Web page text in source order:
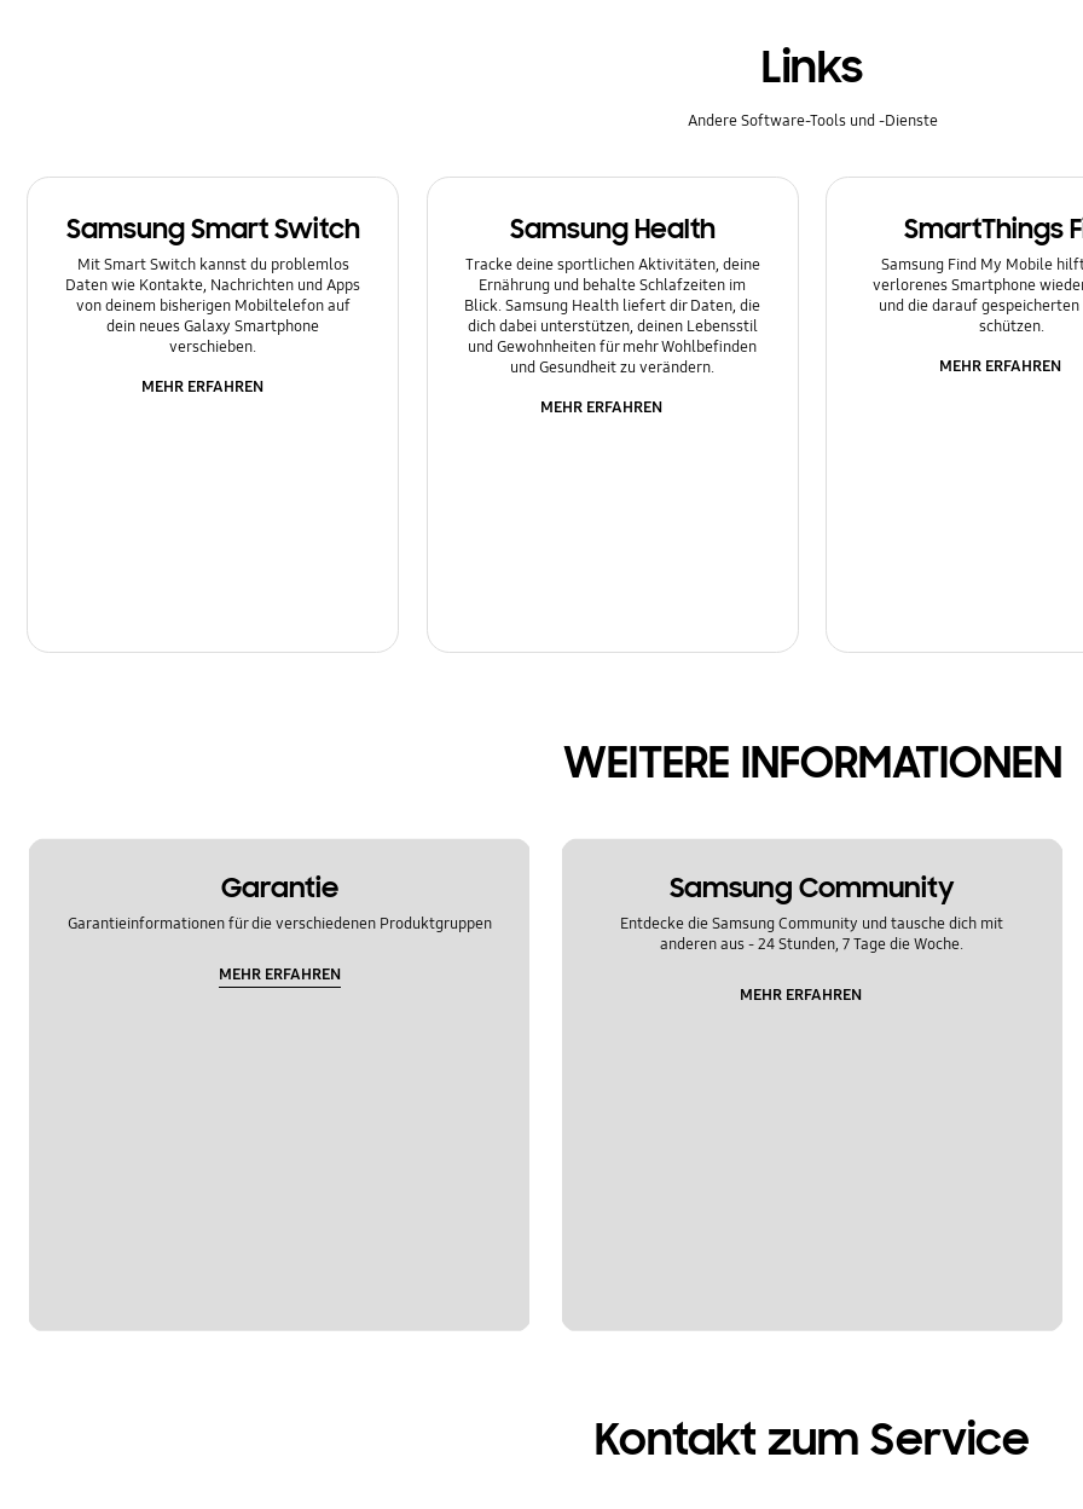
Sperre
Ton
Links
Andere Software-Tools und -Dienste
Samsung Smart Switch
Mit Smart Switch kannst du problemlos
Daten wie Kontakte, Nachrichten und Apps
von deinem bisherigen Mobiltelefon auf
dein neues Galaxy Smartphone
verschieben.
MEHR ERFAHREN
Samsung Health
Tracke deine sportlichen Aktivitäten, deine
Ernährung und behalte Schlafzeiten im
Blick. Samsung Health liefert dir Daten, die
dich dabei unterstützen, deinen Lebensstil
und Gewohnheiten für mehr Wohlbefinden
und Gesundheit zu verändern.
MEHR ERFAHREN
SmartThings
Samsung Find My Mobile
verlorenes Smartphone
und die darauf
schützen.
MEHR ERFAHREN
WEITERE INFORMATIONEN
Garantie
Garantieinformationen für die verschiedenen Produktgruppen
MEHR ERFAHREN
Samsung Community
Entdecke die Samsung Community und tausche dich mit
anderen aus - 24 Stunden, 7 Tage die Woche.
MEHR ERFAHREN
Kontakt zum Service